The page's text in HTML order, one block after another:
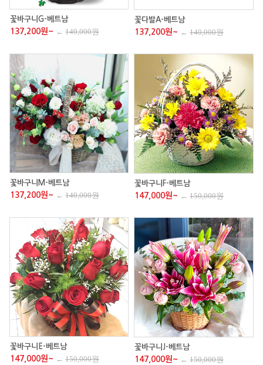
꽃바구니G-베트남
137,200원~ ← 140,000원
꽃다발A-베트남
137,200원~ ← 140,000원
꽃바구니M-베트남
137,200원~ ← 140,000원
꽃바구니F-베트남
147,000원~ ← 150,000원
꽃바구니E-베트남
147,000원~ ← 150,000원
꽃바구니J-베트남
147,000원~ ← 150,000원